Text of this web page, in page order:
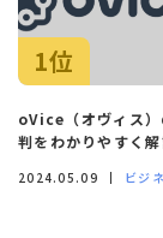
1位
oVice（オヴィス）
判をわかりやすく解
2024.05.09 ビジ